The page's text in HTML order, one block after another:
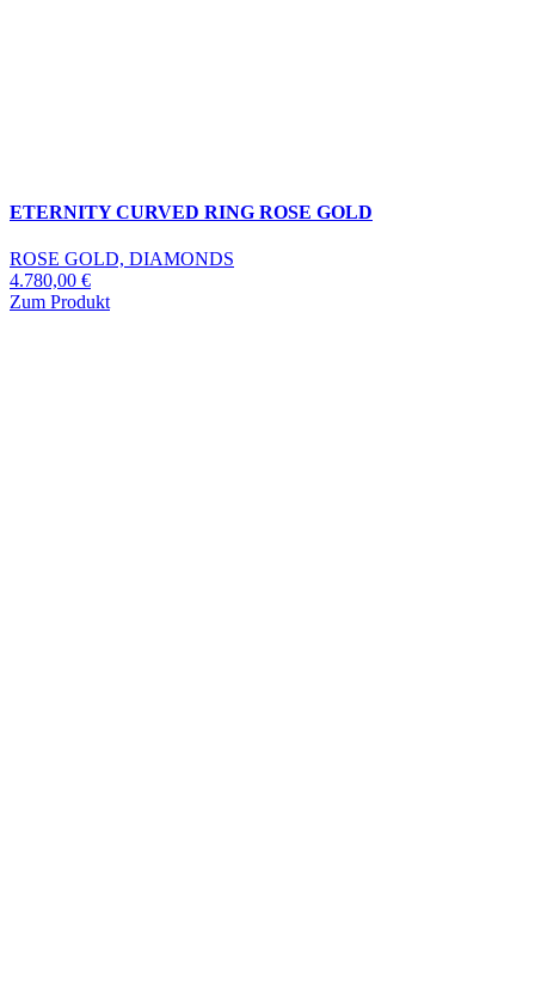
ETERNITY CURVED RING ROSE GOLD
ROSE GOLD, DIAMONDS
4.780,00 €
Zum Produkt